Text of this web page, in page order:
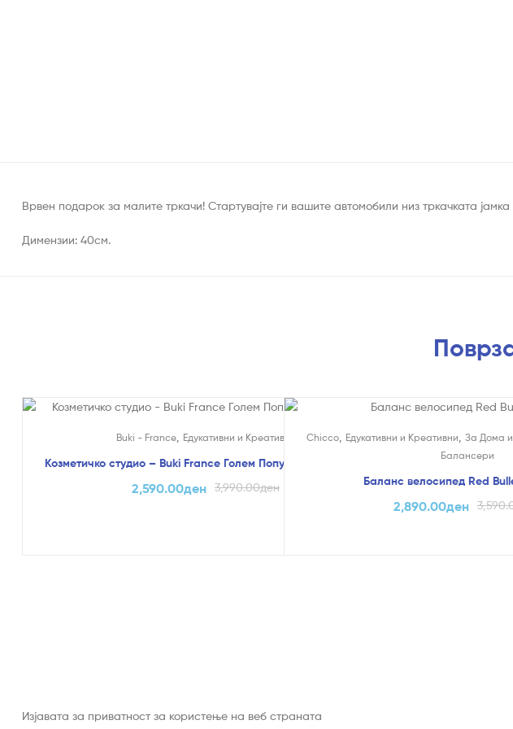
Врвен подарок за малите тркачи! Стартувајте ги вашите автомобили низ тркачката
Димензии: 40см.
Buki - France, Едукативни и Креативни
Козметичко студио – Buki France Голем Попуст (само online)
3,990.00ден
2,590.00ден
Chicco, Едукативни и Креативни, За Дома и
Балансери
Баланс велосипед Red
2,890.00ден
Изјавата за приватност за користење на веб страната